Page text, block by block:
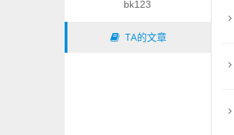
bk123
TA的文章